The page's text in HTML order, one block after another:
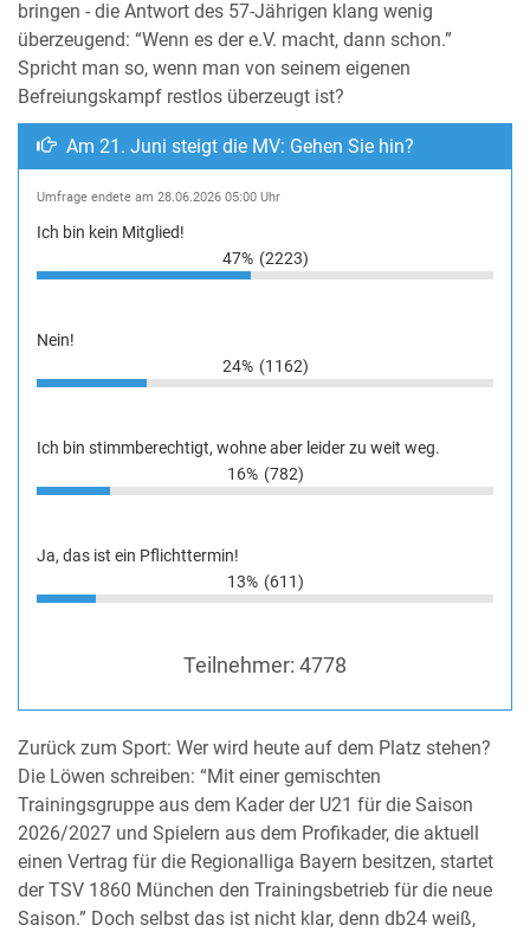
bringen - die Antwort des 57-Jährigen klang wenig
überzeugend: “Wenn es der e.V. macht, dann schon.”
Spricht man so, wenn man von seinem eigenen
Befreiungskampf restlos überzeugt ist?
Am 21. Juni steigt die MV: Gehen Sie hin?
Umfrage endete am 28.06.2026 05:00 Uhr
Ich bin kein Mitglied!
47% (2223)
Nein!
24% (1162)
Ich bin stimmberechtigt, wohne aber leider zu weit weg.
16% (782)
Ja, das ist ein Pflichttermin!
13% (611)
Teilnehmer: 4778
Zurück zum Sport: Wer wird heute auf dem Platz stehen?
Die Löwen schreiben: “Mit einer gemischten
Trainingsgruppe aus dem Kader der U21 für die Saison
2026/2027 und Spielern aus dem Profikader, die aktuell
einen Vertrag für die Regionalliga Bayern besitzen, startet
der TSV 1860 München den Trainingsbetrieb für die neue
Saison.” Doch selbst das ist nicht klar, denn db24 weiß,